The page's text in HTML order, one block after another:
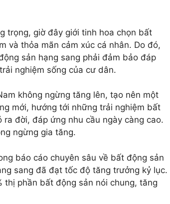
trọng, giờ đây giới tinh hoa chọn bất
và thỏa mãn cảm xúc cá nhân. Do đó,
sản hạng sang phải đảm bảo đáp
nghiệm sống của cư dân.
không ngừng tăng lên, tạo nên một
mới, hướng tới những trải nghiệm bất
đời, đáp ứng nhu cầu ngày càng cao.
ngừng gia tăng.
báo cáo chuyên sâu về bất động sản
sang đã đạt tốc độ tăng trưởng kỷ lục.
thị phần bất động sản nói chung, tăng